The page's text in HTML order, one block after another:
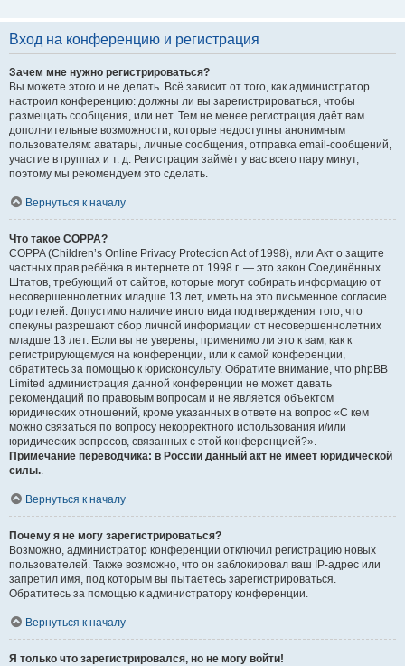
Вход на конференцию и регистрация
Зачем мне нужно регистрироваться?
Вы можете этого и не делать. Всё зависит от того, как администратор
настроил конференцию: должны ли вы зарегистрироваться, чтобы
размещать сообщения, или нет. Тем не менее регистрация даёт вам
дополнительные возможности, которые недоступны анонимным
пользователям: аватары, личные сообщения, отправка email-сообщений,
участие в группах и т. д. Регистрация займёт у вас всего пару минут,
поэтому мы рекомендуем это сделать.
Вернуться к началу
Что такое COPPA?
COPPA (Children’s Online Privacy Protection Act of 1998), или Акт о защите
частных прав ребёнка в интернете от 1998 г. — это закон Соединённых
Штатов, требующий от сайтов, которые могут собирать информацию от
несовершеннолетних младше 13 лет, иметь на это письменное согласие
родителей. Допустимо наличие иного вида подтверждения того, что
опекуны разрешают сбор личной информации от несовершеннолетних
младше 13 лет. Если вы не уверены, применимо ли это к вам, как к
регистрирующемуся на конференции, или к самой конференции,
обратитесь за помощью к юрисконсульту. Обратите внимание, что phpBB
Limited администрация данной конференции не может давать
рекомендаций по правовым вопросам и не является объектом
юридических отношений, кроме указанных в ответе на вопрос «С кем
можно связаться по вопросу некорректного использования и/или
юридических вопросов, связанных с этой конференцией?».
Примечание переводчика: в России данный акт не имеет юридической
силы..
Вернуться к началу
Почему я не могу зарегистрироваться?
Возможно, администратор конференции отключил регистрацию новых
пользователей. Также возможно, что он заблокировал ваш IP-адрес или
запретил имя, под которым вы пытаетесь зарегистрироваться.
Обратитесь за помощью к администратору конференции.
Вернуться к началу
Я только что зарегистрировался, но не могу войти!